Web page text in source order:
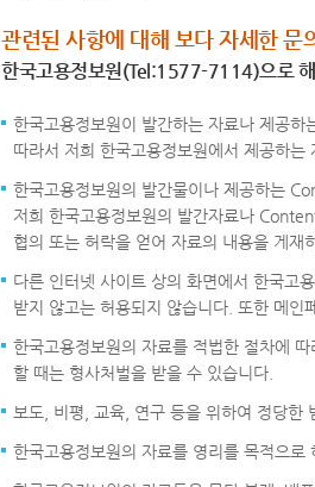
관련된 사항에 대해 보다 자세한 문
한국고용정보원(Tel:1577-7114)으로 해
한국고용정보원이 발간하는 자료나 제공
따라서 저희 한국고용정보원에서 제공하
한국고용정보원의 발간물이나 제공하는
저희 한국고용정보원의 발간자료나
협의 또는 허락을 얻어 자료의 내용을 게재
다른 인터넷 사이트 상의 화면에서 한국고
받지 않고는 허용되지 않습니다. 또한 메인
한국고용정보원의 자료를 적법한 절차에
할 때는 형사처벌을 받을 수 있습니다.
보도, 비평, 교육, 연구 등을 위하여 정당한
한국고용정보원의 자료를 영리를 목적으로